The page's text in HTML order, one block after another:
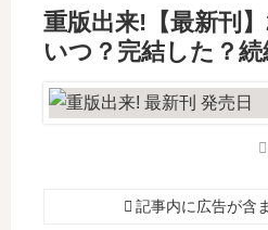
重版出来!【最新刊
いつ？完結した？続
記事内に広告が含